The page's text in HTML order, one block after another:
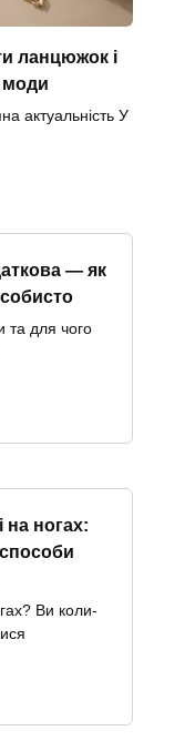
ланцюжок і
моди
актуальність У
— як
та для чого
на ногах:
Ви коли-